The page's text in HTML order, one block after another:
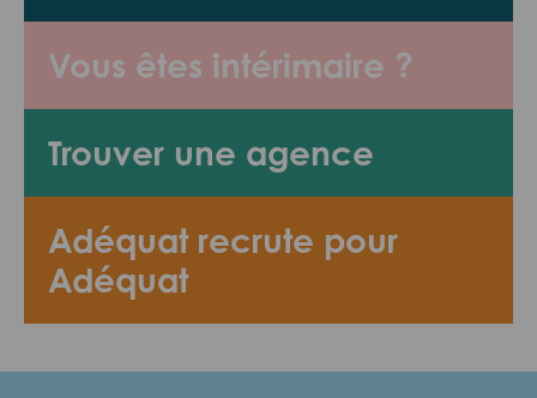
Vous êtes intérimaire ?
Trouver une agence
Adéquat recrute pour
Adéquat